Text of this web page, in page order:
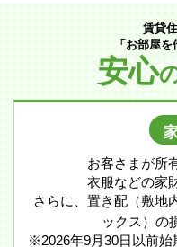
賃貸
「お部屋
安心
お客さまが所
衣服などの家
さらに、置き配（敷地
ックス）の
※2026年9月30日以前始